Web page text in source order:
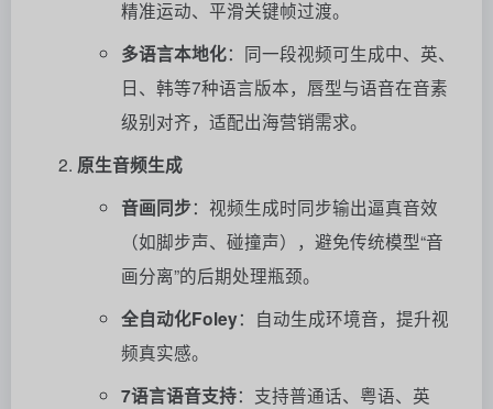
精准运动、平滑关键帧过渡。
多语言本地化：同一段视频可生成中、英、
日、韩等7种语言版本，唇型与语音在音素
级别对齐，适配出海营销需求。
原生音频生成
音画同步：视频生成时同步输出逼真音效
（如脚步声、碰撞声），避免传统模型“音
画分离”的后期处理瓶颈。
全自动化Foley：自动生成环境音，提升视
频真实感。
7语言语音支持：支持普通话、粤语、英